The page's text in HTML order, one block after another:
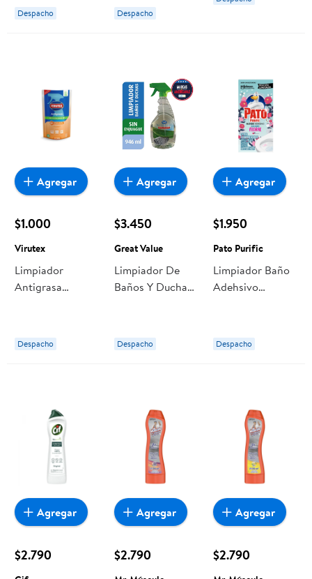
Mr. Músculo
Despacho
Doypack 420 ml
Harpic
Despacho
$1.000
Virutex
Limpiador
Antigrasa
Despacho
Agregar
$3.450
Great Value
Limpiador De
Baños Y Duchas
946 ml Great
Value
Despacho
Agregar
$1.950
Pato Purific
Limpiador Baño
Adehsivo
Pato Purific
Despacho
Agregar
$2.790
Agregar
$2.790
Agregar
$2.790
Agregar